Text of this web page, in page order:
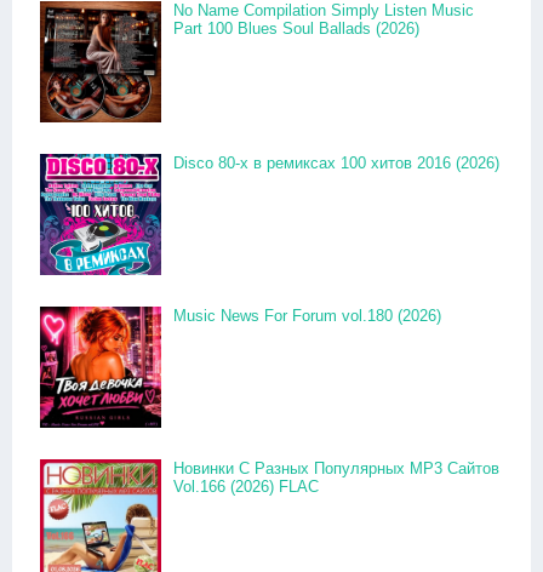
No Name Compilation Simply Listen Music
Part 100 Blues Soul Ballads (2026)
Disco 80-x в ремиксах 100 хитов 2016 (2026)
Music News For Forum vol.180 (2026)
Новинки С Разных Популярных MP3 Сайтов
Vol.166 (2026) FLAC